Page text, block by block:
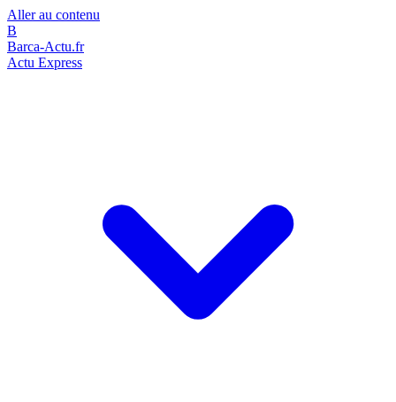
Aller au contenu
B
Barca-Actu.fr
Actu Express